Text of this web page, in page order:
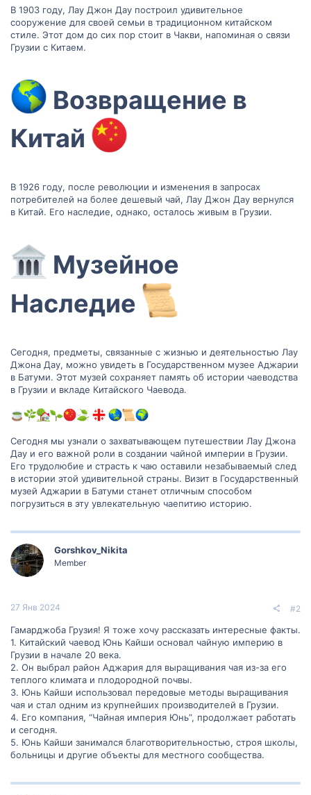
В 1903 году, Лау Джон Дау построил удивительное
сооружение для своей семьи в традиционном китайском
стиле. Этот дом до сих пор стоит в Чакви, напоминая о связи
Грузии с Китаем.
Возвращение в
Китай
В 1926 году, после революции и изменения в запросах
потребителей на более дешевый чай, Лау Джон Дау вернулся
в Китай. Его наследие, однако, осталось живым в Грузии.
Музейное
Наследие
Сегодня, предметы, связанные с жизнью и деятельностью Лау
Джона Дау, можно увидеть в Государственном музее Аджарии
в Батуми. Этот музей сохраняет память об истории чаеводства
в Грузии и вкладе Китайского Чаевода.
Сегодня мы узнали о захватывающем путешествии Лау Джона
Дау и его важной роли в создании чайной империи в Грузии.
Его трудолюбие и страсть к чаю оставили незабываемый след
в истории этой удивительной страны. Визит в Государственный
музей Аджарии в Батуми станет отличным способом
погрузиться в эту увлекательную чаепитию историю.
Gorshkov_Nikita
Member
27 Янв 2024 #2
Гамарджоба Грузия! Я тоже хочу рассказать интересные факты.
1. Китайский чаевод Юнь Кайши основал чайную империю в
Грузии в начале 20 века.
2. Он выбрал район Аджария для выращивания чая из-за его
теплого климата и плодородной почвы.
3. Юнь Кайши использовал передовые методы выращивания
чая и стал одним из крупнейших производителей в Грузии.
4. Его компания, “Чайная империя Юнь”, продолжает работать
и сегодня.
5. Юнь Кайши занимался благотворительностью, строя школы,
больницы и другие объекты для местного сообщества.